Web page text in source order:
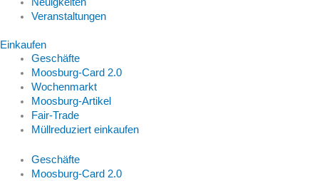
Veranstaltungen
Einkaufen
Geschäfte
Moosburg-Card 2.0
Wochenmarkt
Moosburg-Artikel
Fair-Trade
Müllreduziert einkaufen
Geschäfte
Moosburg-Card 2.0